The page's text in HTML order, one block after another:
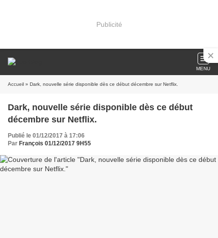
Publicité
MENU
Accueil » Dark, nouvelle série disponible dès ce début décembre sur Netflix.
Dark, nouvelle série disponible dès ce début
décembre sur Netflix.
Publié le 01/12/2017 à 17:06
Par François 01/12/2017 9H55